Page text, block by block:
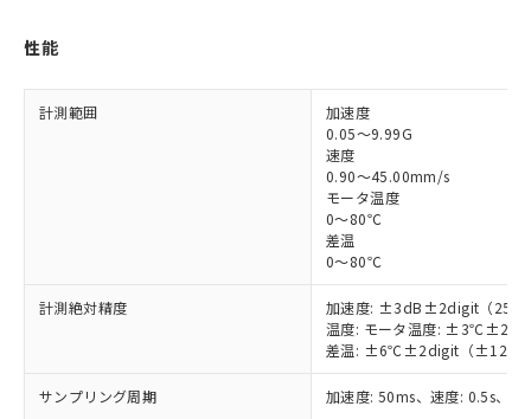
性能
計測範囲
加速度
0.05～9.99G
速度
0.90～45.00mm/s
モータ温度
0～80℃
差温
0～80℃
計測絶対精度
加速度: ±3dB±2digit（25℃
温度: モータ温度:
差温: ±6℃±2digit（
サンプリング周期 加速度: 50ms、速度: 0.5s、温
対応済み：EU RoHS指令（10物質）の
非含有に対応した製品が提供可能な商品で
す。
対応予定：EU RoHS指令（10物質）の非含
有に対応した製品に切り替える予定のある
商品です。
対応予定なし：EU RoHS指令（10物質）の